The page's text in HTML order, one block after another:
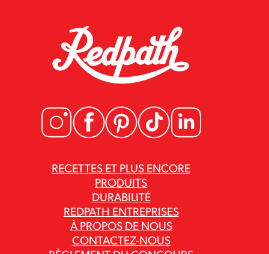
RECETTES ET PLUS ENCORE
PRODUITS
DURABILITÉ
REDPATH ENTREPRISES
À PROPOS DE NOUS
CONTACTEZ-NOUS